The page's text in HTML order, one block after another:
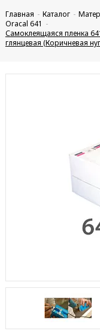
Главная Каталог
Oracal 641
Самоклеящаяся пленка
глянцевая (Коричневая